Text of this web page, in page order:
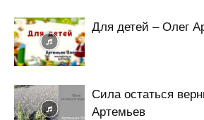
Для детей – Олег
Сила остаться
Артемьев